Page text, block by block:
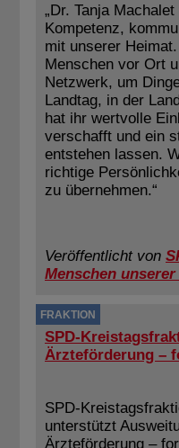
„Dr. Tanja
Kompetenz,
mit unserer
Menschen vor Ort
Netzwerk, um
Landtag, in der
hat ihr wertvolle
verschafft und ein
entstehen lassen.
richtige
zu übernehmen.“
Veröffentlicht von
Menschen
FRAKTION
SPD-
Ärzteförderung –
SPD-
unterstützt
Ärzteförderung –